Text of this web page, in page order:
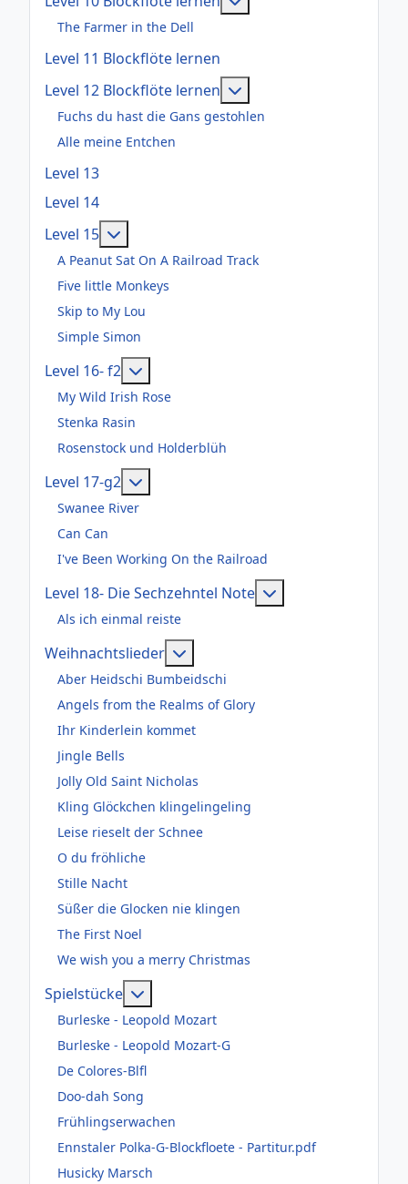
The Farmer in the Dell
Level 11 Blockflöte lernen
Level 12 Blockflöte lernen
Fuchs du hast die Gans gestohlen
Alle meine Entchen
Level 13
Level 14
Level 15
A Peanut Sat On A Railroad Track
Five little Monkeys
Skip to My Lou
Simple Simon
Level 16- f2
My Wild Irish Rose
Stenka Rasin
Rosenstock und Holderblüh
Level 17-g2
Swanee River
Can Can
I've Been Working On the Railroad
Level 18- Die Sechzehntel Note
Als ich einmal reiste
Weihnachtslieder
Aber Heidschi Bumbeidschi
Angels from the Realms of Glory
Ihr Kinderlein kommet
Jingle Bells
Jolly Old Saint Nicholas
Kling Glöckchen klingelingeling
Leise rieselt der Schnee
O du fröhliche
Stille Nacht
Süßer die Glocken nie klingen
The First Noel
We wish you a merry Christmas
Spielstücke
Burleske - Leopold Mozart
Burleske - Leopold Mozart-G
De Colores-Blfl
Doo-dah Song
Frühlingserwachen
Ennstaler Polka-G-Blockfloete - Partitur.pdf
Husicky Marsch